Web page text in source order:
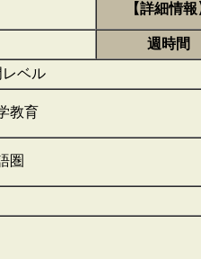
【詳細情
週時間
レベル
教育
圏